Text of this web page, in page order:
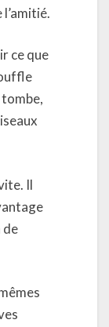
ce que
tombe,
Il
de